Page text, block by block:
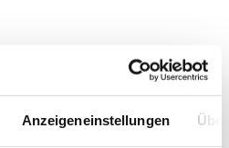
Anzeigeneinstellungen